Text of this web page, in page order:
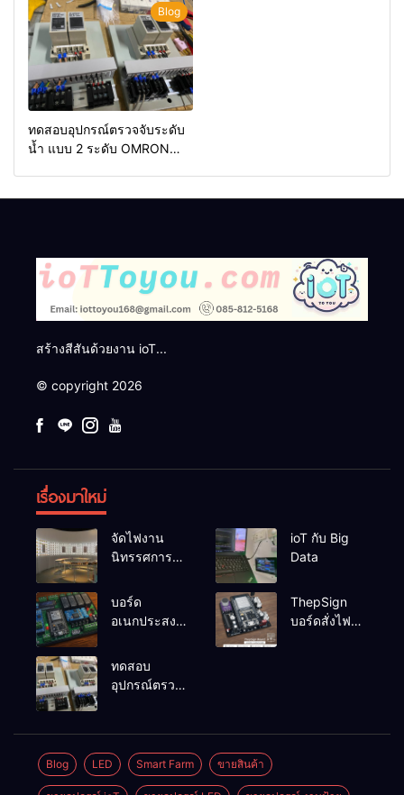
Blog
ทดสอบอุปกรณ์ตรวจจับระดับ
น้ำ แบบ 2 ระดับ OMRON
สร้างสีสันด้วยงาน ioT...
© copyright 2026
เรื่องมาใหม่
จัดไฟงาน
นิทรรศการผึ่ง
ioT กับ Big
Data
บอร์ด
อเนกประสงค์
V1
ThepSign
บอร์ดสั่งไฟ
ทดสอบ
อุปกรณ์ตรวจ
61F-G
Blog LED Smart Farm ขายสินค้า